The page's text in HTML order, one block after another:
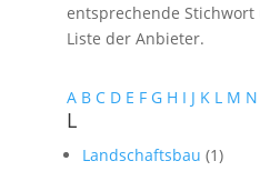
entsprechende
Liste der Anbieter.
A B C D E F G H I J K L M N
L
Landschaftsbau (1)